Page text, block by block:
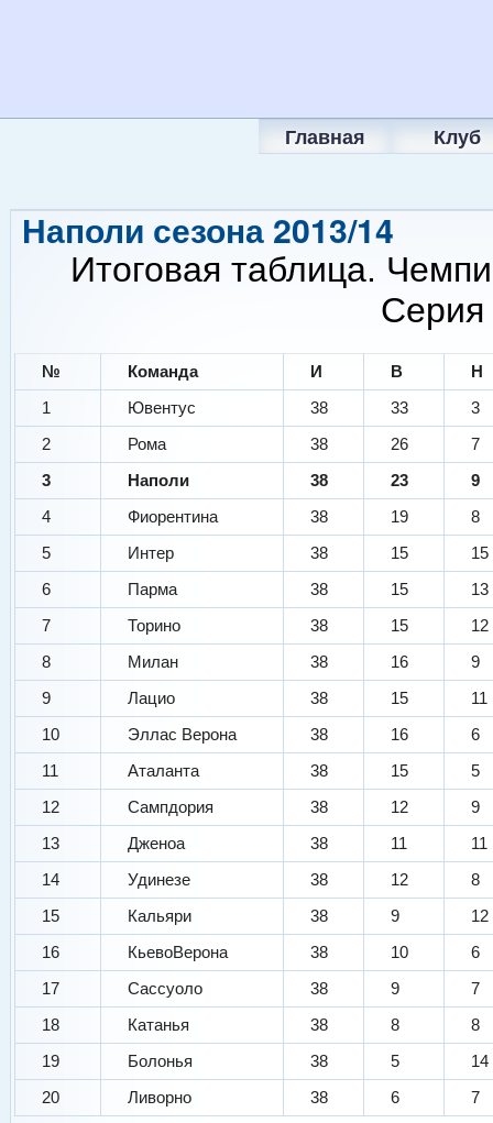
Главная Клуб
Наполи сезона 2013/14
Итоговая таблица.
Серия
№ Команда И В
Н
1
Ювентус 38 33
3
2
Рома 38 26
7
3
Наполи 38 23
9
4
Фиорентина 38 19
8
5
Интер 38 15
15
6
Парма 38 15
13
7
Торино 38 15
12
8
Милан 38 16
9
9
Лацио 38 15
11
10
Эллас Верона 38 16
6
11
Аталанта 38 15
5
12
Сампдория 38 12
9
13
Дженоа 38 11
11
14
Удинезе 38 12
8
15
Кальяри 38 9
12
16
КьевоВерона 38 10
6
17
Сассуоло 38 9
7
18
Катанья 38 8
8
19
Болонья 38 5
14
20
Ливорно 38 6 7